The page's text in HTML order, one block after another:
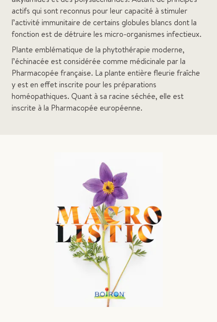
actifs qui sont reconnus pour leur capacité à stimuler
l’activité immunitaire de certains globules blancs dont la
fonction est de détruire les micro-organismes infectieux.
Plante emblématique de la phytothérapie moderne,
l’échinacée est considérée comme médicinale par la
Pharmacopée française. La plante entière fleurie fraîche
y est en effet inscrite pour les préparations
homéopathiques. Quant à sa racine séchée, elle est
inscrite à la Pharmacopée européenne.